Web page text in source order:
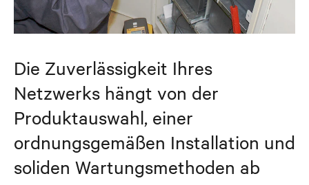
Die Zuverlässigkeit Ihres
Netzwerks hängt von der
Produktauswahl, einer
ordnungsgemäßen Installation und
soliden Wartungsmethoden ab